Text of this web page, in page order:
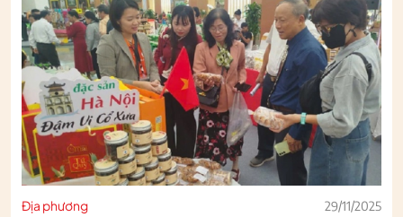
Địa phương 29/11/2025